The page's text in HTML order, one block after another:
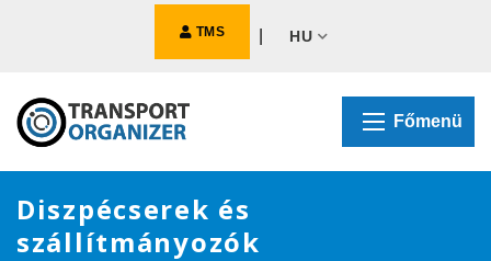
TMS HU
Főmenü
Diszpécserek és
szállítmányozók